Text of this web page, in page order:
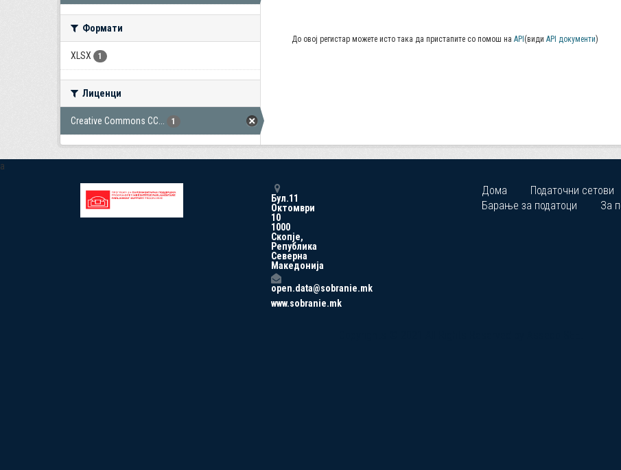
Формати
XLSX 1
Лиценци
Creative Commons CC... 1
До овој регистар можете исто така да пристапите со помош на API (види API документи)
a
Бул.11
Октомври
10
1000
Скопје,
Република
Северна
Македонија
open.data@sobranie.mk
www.sobranie.mk
Дома Податочни сетови
Барање за податоци
За